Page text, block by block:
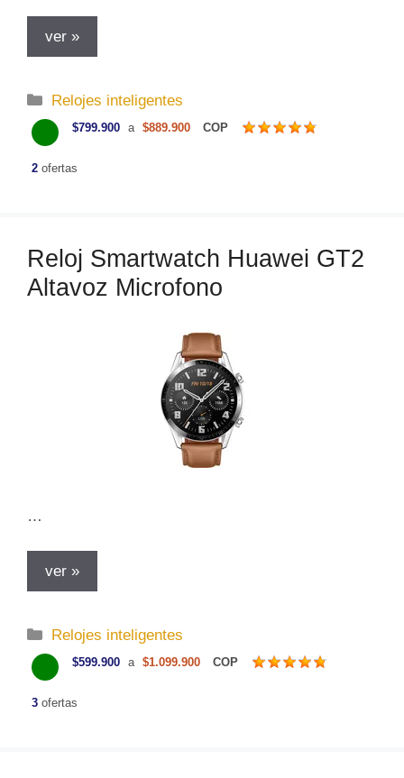
ver »
C
a
t
e
í
a
s
Relojes inteligentes
$799.900 a $889.900 COP
2 ofertas
Reloj Smartwatch Huawei GT2
Altavoz Microfono
…
ver »
C
a
t
e
Relojes inteligentes
$599.900 a $1.099.900 COP
3 ofertas